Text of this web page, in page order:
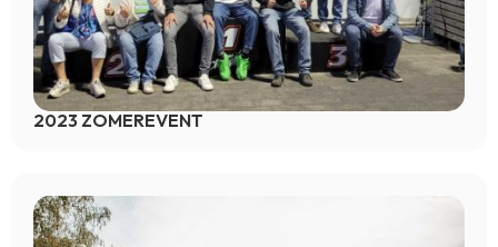
2023 ZOMEREVENT